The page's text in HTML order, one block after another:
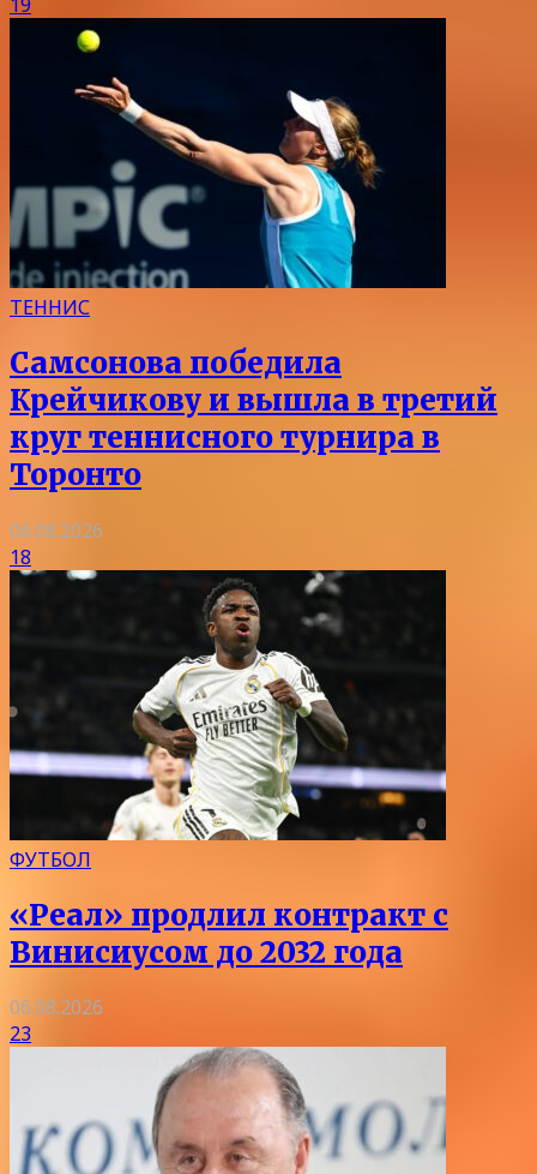
ТЕННИС
Самсонова победила
Крейчикову и вышла в третий
круг теннисного турнира в
Торонто
06.08.2026
18
ФУТБОЛ
«Реал» продлил контракт с
Винисиусом до 2032 года
06.08.2026
23